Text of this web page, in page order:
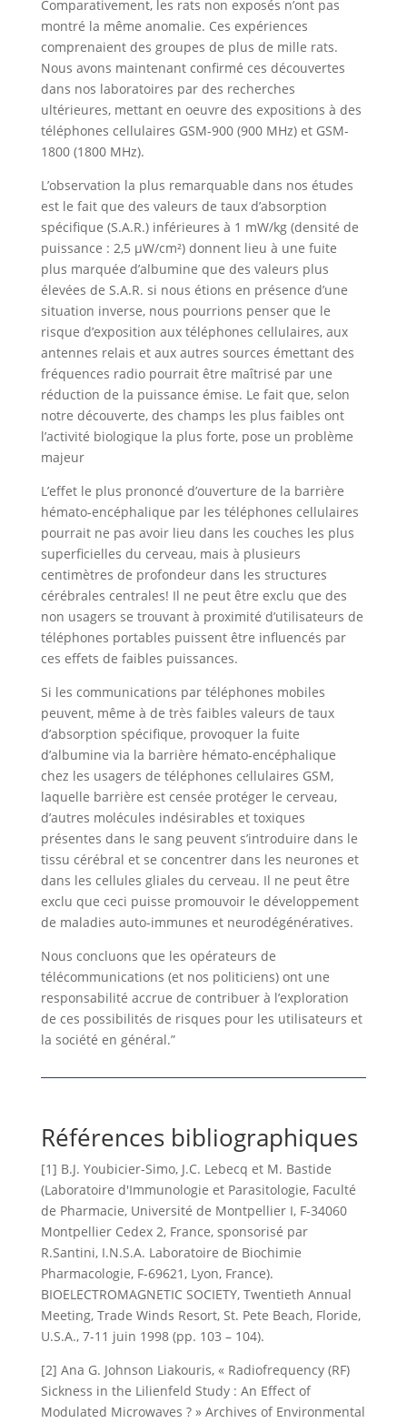
Comparativement, les rats non exposés n’ont pas
montré la même anomalie. Ces expériences
comprenaient des groupes de plus de mille rats.
Nous avons maintenant confirmé ces découvertes
dans nos laboratoires par des recherches
ultérieures, mettant en oeuvre des expositions à des
téléphones cellulaires GSM-900 (900 MHz) et GSM-
1800 (1800 MHz).
L’observation la plus remarquable dans nos études
est le fait que des valeurs de taux d’absorption
spécifique (S.A.R.) inférieures à 1 mW/kg (densité de
puissance : 2,5 µW/cm²) donnent lieu à une fuite
plus marquée d’albumine que des valeurs plus
élevées de S.A.R. si nous étions en présence d’une
situation inverse, nous pourrions penser que le
risque d’exposition aux téléphones cellulaires, aux
antennes relais et aux autres sources émettant des
fréquences radio pourrait être maîtrisé par une
réduction de la puissance émise. Le fait que, selon
notre découverte, des champs les plus faibles ont
l’activité biologique la plus forte, pose un problème
majeur
L’effet le plus prononcé d’ouverture de la barrière
hémato-encéphalique par les téléphones cellulaires
pourrait ne pas avoir lieu dans les couches les plus
superficielles du cerveau, mais à plusieurs
centimètres de profondeur dans les structures
cérébrales centrales! Il ne peut être exclu que des
non usagers se trouvant à proximité d’utilisateurs de
téléphones portables puissent être influencés par
ces effets de faibles puissances.
Si les communications par téléphones mobiles
peuvent, même à de très faibles valeurs de taux
d’absorption spécifique, provoquer la fuite
d’albumine via la barrière hémato-encéphalique
chez les usagers de téléphones cellulaires GSM,
laquelle barrière est censée protéger le cerveau,
d’autres molécules indésirables et toxiques
présentes dans le sang peuvent s’introduire dans le
tissu cérébral et se concentrer dans les neurones et
dans les cellules gliales du cerveau. Il ne peut être
exclu que ceci puisse promouvoir le développement
de maladies auto-immunes et neurodégénératives.
Nous concluons que les opérateurs de
télécommunications (et nos politiciens) ont une
responsabilité accrue de contribuer à l’exploration
de ces possibilités de risques pour les utilisateurs et
la société en général.”
Références bibliographiques
[1] B.J. Youbicier-Simo, J.C. Lebecq et M. Bastide
(Laboratoire d'Immunologie et Parasitologie, Faculté
de Pharmacie, Université de Montpellier I, F-34060
Montpellier Cedex 2, France, sponsorisé par
R.Santini, I.N.S.A. Laboratoire de Biochimie
Pharmacologie, F-69621, Lyon, France).
BIOELECTROMAGNETIC SOCIETY, Twentieth Annual
Meeting, Trade Winds Resort, St. Pete Beach, Floride,
U.S.A., 7-11 juin 1998 (pp. 103 – 104).
[2] Ana G. Johnson Liakouris, « Radiofrequency (RF)
Sickness in the Lilienfeld Study : An Effect of
Modulated Microwaves ? » Archives of Environmental